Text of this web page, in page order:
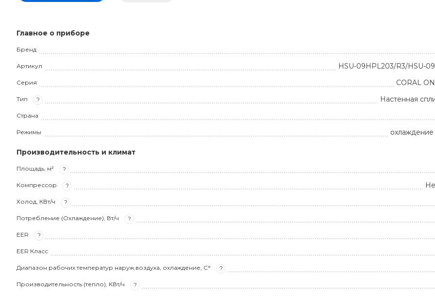
Главное о приборе
Бренд
Артикул HSU-09HPL203/R3/HSU-
Серия CORAL
Тип ? Настенная
Страна
Режимы
Производительность и климат
Площадь, м² ?
Компрессор ?
Холод, КВт/ч ?
Потребление (Охлаждение), Вт/ч ?
EER ?
EER Класс
Диапазон рабочих температур наруж.воздуха, охлаждение, С° ?
Производительность (тепло), КВт/ч ?